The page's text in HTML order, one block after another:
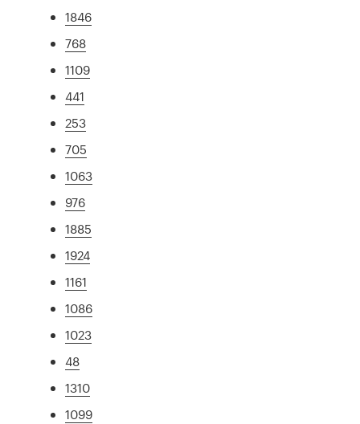
1846
768
1109
441
253
705
1063
976
1885
1924
1161
1086
1023
48
1310
1099